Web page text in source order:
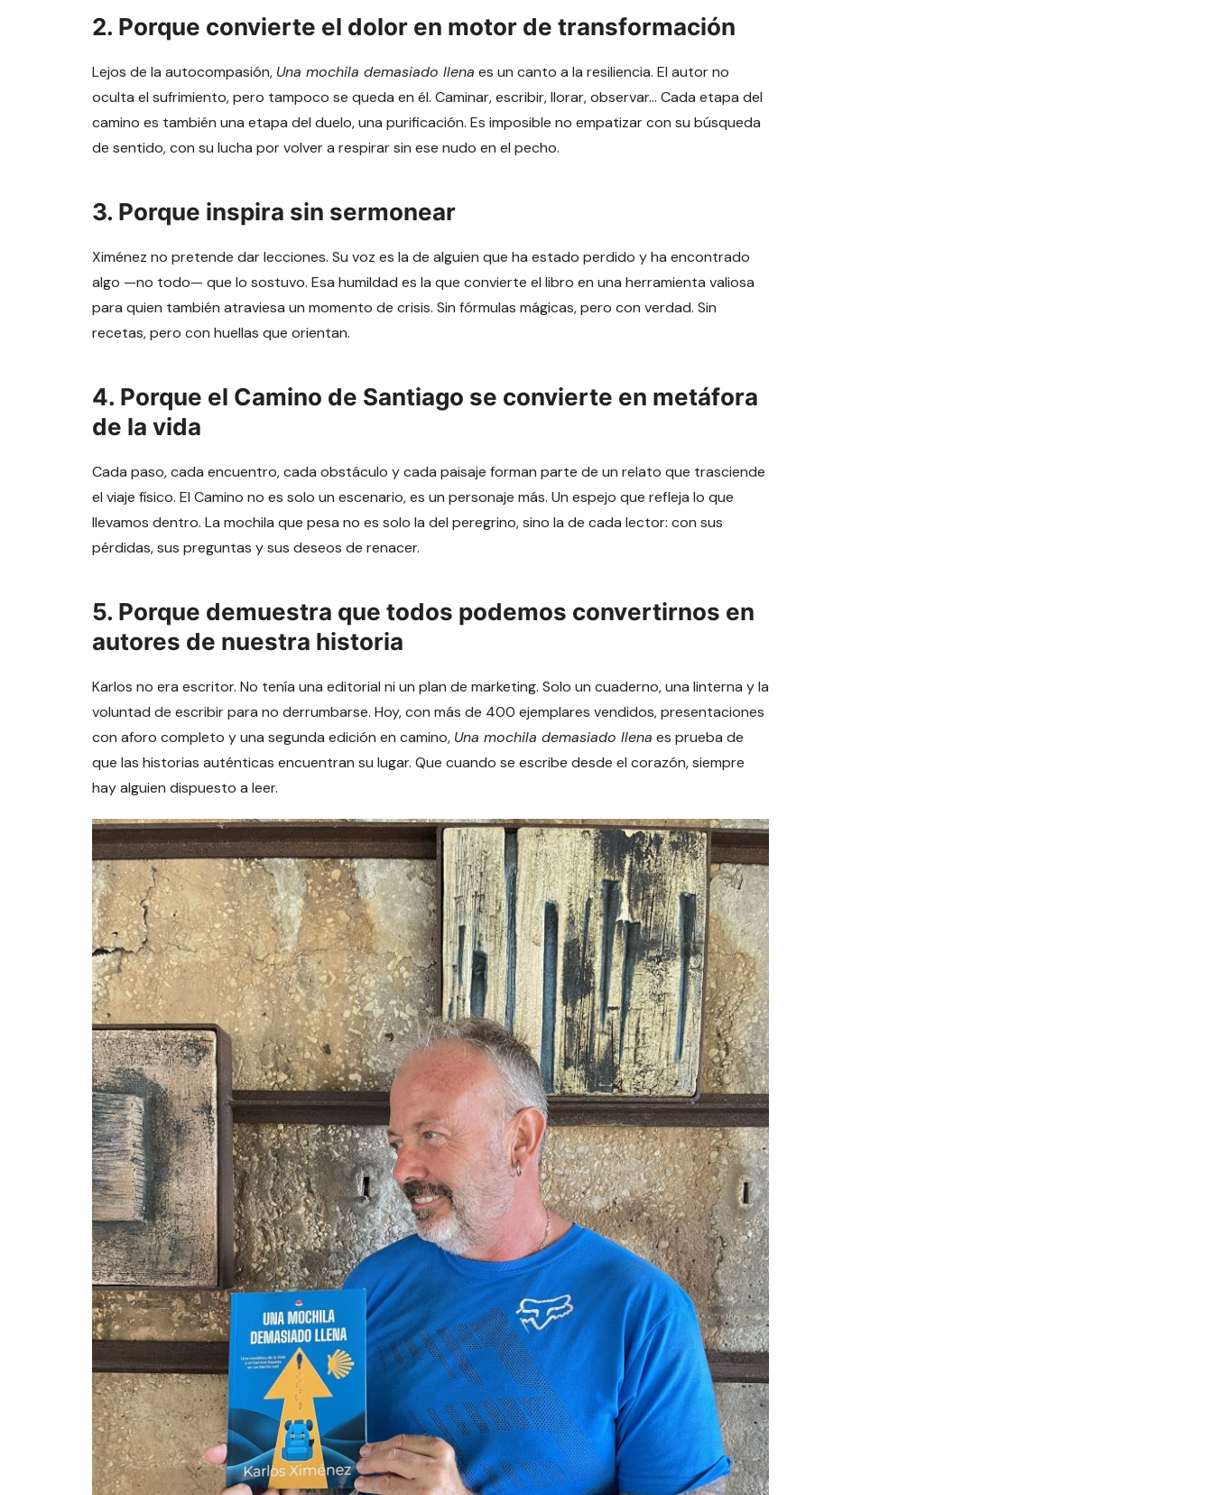
2. Porque convierte el dolor en motor de transformación
Lejos de la autocompasión, Una mochila demasiado llena es un canto a la resiliencia. El autor no
oculta el sufrimiento, pero tampoco se queda en él. Caminar, escribir, llorar, observar… Cada etapa del
camino es también una etapa del duelo, una purificación. Es imposible no empatizar con su búsqueda
de sentido, con su lucha por volver a respirar sin ese nudo en el pecho.
3. Porque inspira sin sermonear
Ximénez no pretende dar lecciones. Su voz es la de alguien que ha estado perdido y ha encontrado
algo —no todo— que lo sostuvo. Esa humildad es la que convierte el libro en una herramienta valiosa
para quien también atraviesa un momento de crisis. Sin fórmulas mágicas, pero con verdad. Sin
recetas, pero con huellas que orientan.
4. Porque el Camino de Santiago se convierte en metáfora
de la vida
Cada paso, cada encuentro, cada obstáculo y cada paisaje forman parte de un relato que trasciende
el viaje físico. El Camino no es solo un escenario, es un personaje más. Un espejo que refleja lo que
llevamos dentro. La mochila que pesa no es solo la del peregrino, sino la de cada lector: con sus
pérdidas, sus preguntas y sus deseos de renacer.
5. Porque demuestra que todos podemos convertirnos en
autores de nuestra historia
Karlos no era escritor. No tenía una editorial ni un plan de marketing. Solo un cuaderno, una linterna y la
voluntad de escribir para no derrumbarse. Hoy, con más de 400 ejemplares vendidos, presentaciones
con aforo completo y una segunda edición en camino, Una mochila demasiado llena es prueba de
que las historias auténticas encuentran su lugar. Que cuando se escribe desde el corazón, siempre
hay alguien dispuesto a leer.